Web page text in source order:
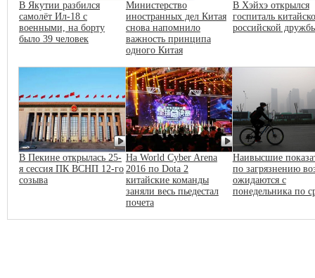
В Якутии разбился
самолёт Ил-18 с
военными, на борту
было 39 человек
Министерство
иностранных дел Китая
снова напомнило
важность принципа
одного Китая
В Хэйхэ открылся
госпиталь
российской
В Пекине открылась 25-
я сессия ПК ВСНП 12-го
созыва
На World Cyber Arena
2016 по Dota 2
китайские команды
заняли весь пьедестал
почета
Наивысшие
по загрязнению
ожидаются с
понедельника по